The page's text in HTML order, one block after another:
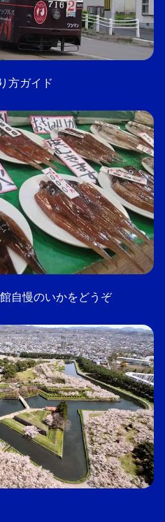
方ガイド
自慢のいかをどうぞ